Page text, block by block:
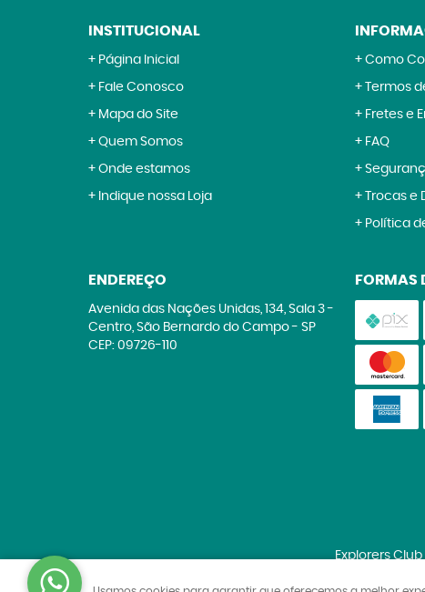
INSTITUCIONAL
Página Inicial
Fale Conosco
Mapa do Site
Quem Somos
Onde estamos
Indique nossa Loja
Como
Termos
Fretes e
FAQ
Trocas
Política
ENDEREÇO
Avenida das Nações Unidas, 134, Sala 3-
Centro, São Bernardo do Campo- SP
CEP: 09726-110
FORMAS
Explorers